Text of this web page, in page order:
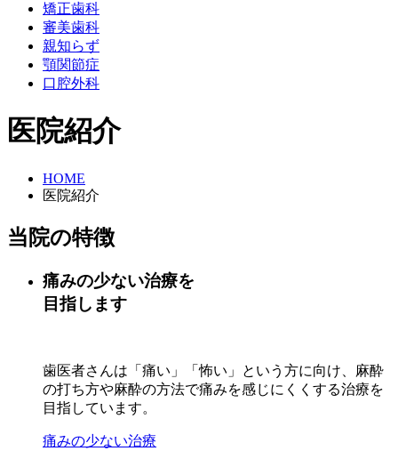
矯正歯科
審美歯科
親知らず
顎関節症
口腔外科
医院紹介
HOME
医院紹介
当院の特徴
痛みの少ない治療を
目指します
歯医者さんは「痛い」「怖い」という方に向け、麻酔
の打ち方や麻酔の方法で痛みを感じにくくする治療を
目指しています。
痛みの少ない治療